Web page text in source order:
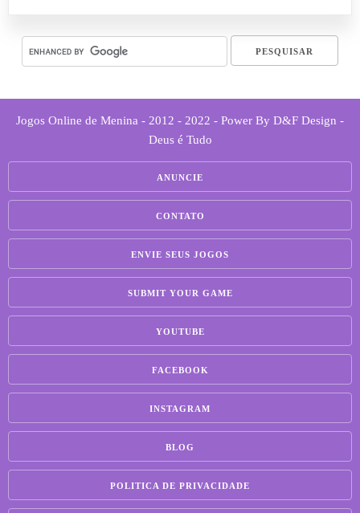
Jogos Online de Menina - 2012 - 2022 - Power By D&F Design -
Deus é Tudo
ANUNCIE
CONTATO
ENVIE SEUS JOGOS
SUBMIT YOUR GAME
YOUTUBE
FACEBOOK
INSTAGRAM
BLOG
POLITICA DE PRIVACIDADE